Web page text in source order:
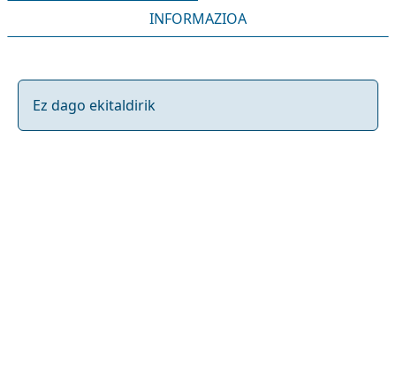
INFORMAZIOA
Ez dago ekitaldirik